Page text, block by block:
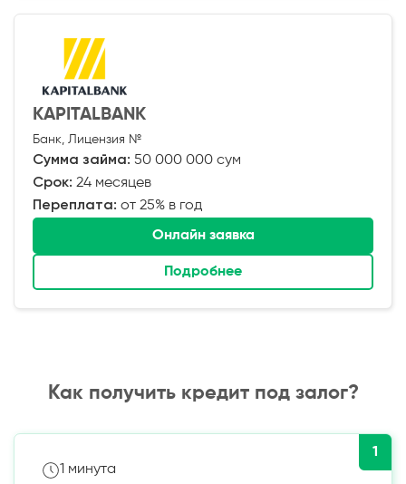
KAPITALBANK
Банк, Лицензия №
Сумма займа: 50 000 000 сум
Срок: 24 месяцев
Переплата: от 25% в год
Онлайн заявка
Подробнее
Как получить кредит под залог?
1
1 минута